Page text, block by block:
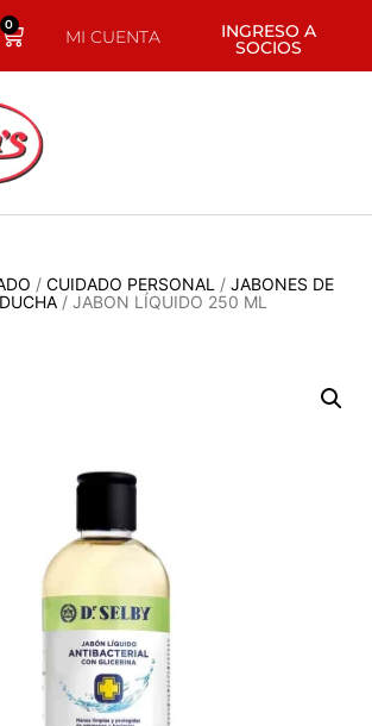
0
MI CUENTA INGRESO A
SOCIOS
/ CUIDADO PERSONAL / JABONES DE
/ JABON LÍQUIDO 250 ML